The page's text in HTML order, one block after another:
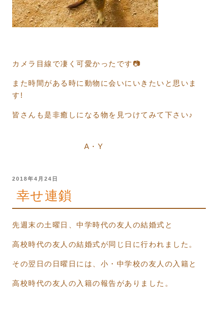
カメラ目線で凄く可愛かったです 📷
また時間がある時に動物に会いにいきたいと思いま
す!
皆さんも是非癒しになる物を見つけてみて下さい♪
A・Y
投
日:
2018年4月24日
幸せ連鎖
先週末の土曜日、中学時代の友人の結婚式と
高校時代の友人の結婚式が同じ日に行われました。
その翌日の日曜日には、小・中学校の友人の入籍と
高校時代の友人の入籍の報告がありました。